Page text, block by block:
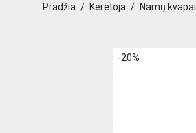
Pradžia / Keretoja / Namų kvapai
-20%